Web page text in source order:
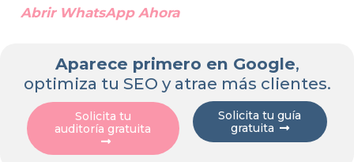
Abrir WhatsApp Ahora
Aparece primero en Google,
optimiza tu SEO y atrae más clientes.
Solicita tu
auditoría gratuita
Solicita tu guía
gratuita